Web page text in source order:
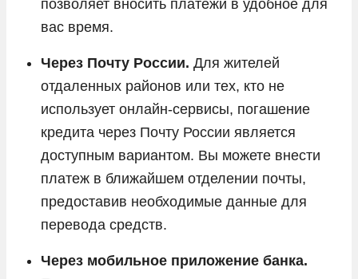
позволяет вносить платежи в удобное для
вас время.
Через Почту России. Для жителей
отдаленных районов или тех, кто не
использует онлайн-сервисы, погашение
кредита через Почту России является
доступным вариантом. Вы можете внести
платеж в ближайшем отделении почты,
предоставив необходимые данные для
перевода средств.
Через мобильное приложение банка.